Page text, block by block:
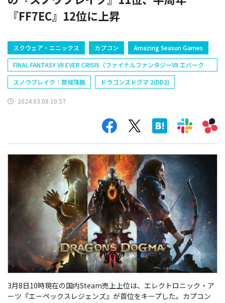
『FF7EC』12位に上昇
スクウェア・エニックス カプコン
Amazing Seasun Games
FINAL FANTASY VII EVER CRISIS（ファイナルファンタジーVII エバークラ
イシス）（FF7EC）
スノウブレイク：禁域降臨 ドラゴンズドグマ 2(DD2)
2024.03.08 10:57
3月8日10時現在の国内Steam売上上位は、エレクトロニック・ア
ーツ『エーペックスレジェンズ』が首位をキープした。カプコン